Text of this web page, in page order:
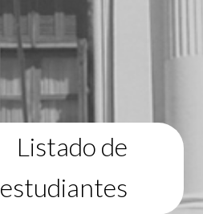
Listado de
estudiantes